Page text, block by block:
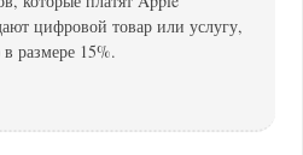
цифровой товар или услугу,
размере 15%.